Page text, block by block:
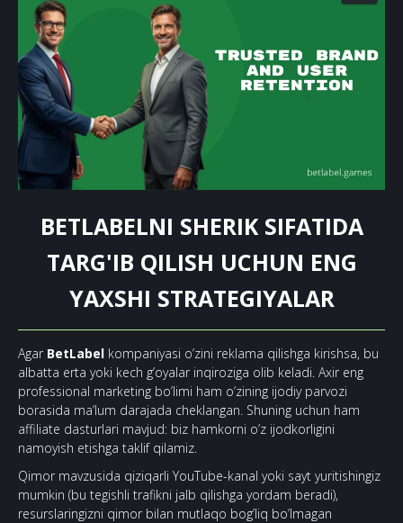
BETLABELNI SHERIK SIFATIDA
TARG'IB QILISH UCHUN ENG
YAXSHI STRATEGIYALAR
Agar BetLabel kompaniyasi o’zini reklama qilishga kirishsa, bu
albatta erta yoki kech g’oyalar inqiroziga olib keladi. Axir eng
professional marketing bo’limi ham o’zining ijodiy parvozi
borasida ma’lum darajada cheklangan. Shuning uchun ham
affiliate dasturlari mavjud: biz hamkorni o’z ijodkorligini
namoyish etishga taklif qilamiz.
Qimor mavzusida qiziqarli YouTube-kanal yoki sayt yuritishingiz
mumkin (bu tegishli trafikni jalb qilishga yordam beradi),
resurslaringizni qimor bilan mutlaqo bog’liq bo’lmagan